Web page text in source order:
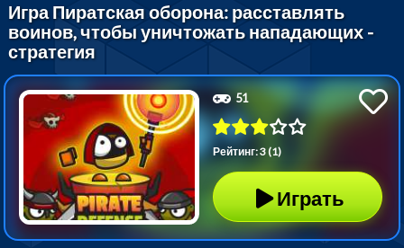
Игра Пиратская оборона: расставлять
воинов, чтобы уничтожать нападающих -
стратегия
51
Рейтинг: 3 (1)
Играть